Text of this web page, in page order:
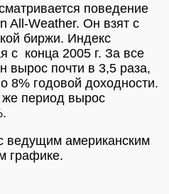
поведение
All-Weather. Он взят с
биржи. Индекс
с конца 2005 г. За все
вырос почти в 3,5 раза,
8% годовой доходности.
же период вырос
ведущим американским
графике.